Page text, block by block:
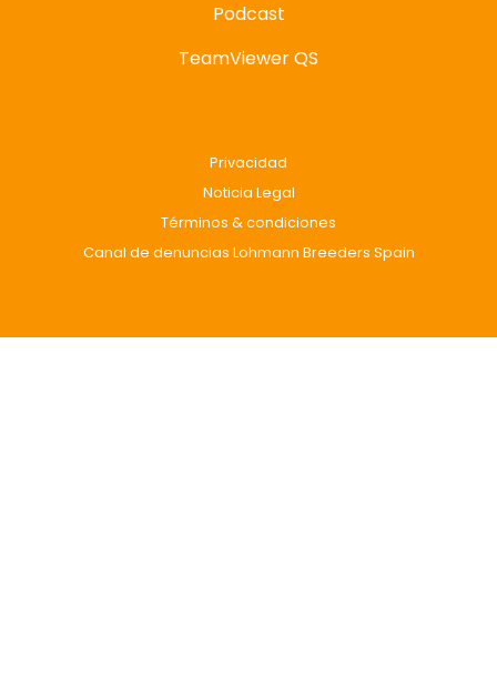
Podcast
TeamViewer QS
Privacidad
Noticia Legal
Términos & condiciones
Canal de denuncias Lohmann Breeders Spain